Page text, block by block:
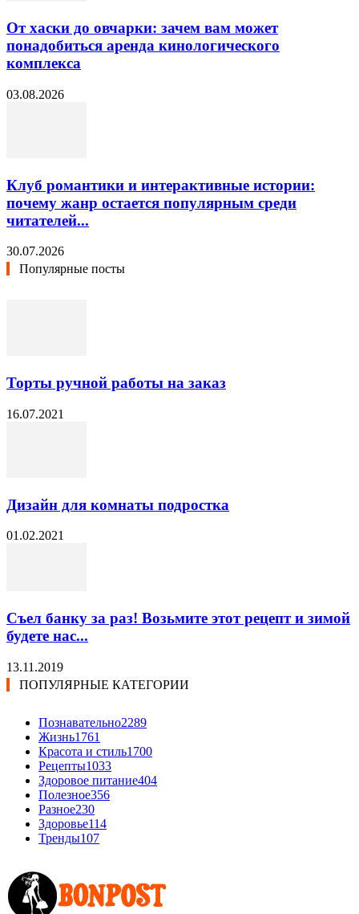
От хаски до овчарки: зачем вам может
понадобиться аренда кинологического
комплекса
03.08.2026
Клуб романтики и интерактивные истории:
почему жанр остается популярным среди
читателей...
30.07.2026
Популярные посты
Торты ручной работы на заказ
16.07.2021
Дизайн для комнаты подростка
01.02.2021
Съел банку за раз! Возьмите этот рецепт и зимой
будете нас...
13.11.2019
ПОПУЛЯРНЫЕ КАТЕГОРИИ
Познавательно2289
Жизнь1761
Красота и стиль1700
Рецепты1033
Здоровое питание404
Полезное356
Разное230
Здоровье114
Тренды107